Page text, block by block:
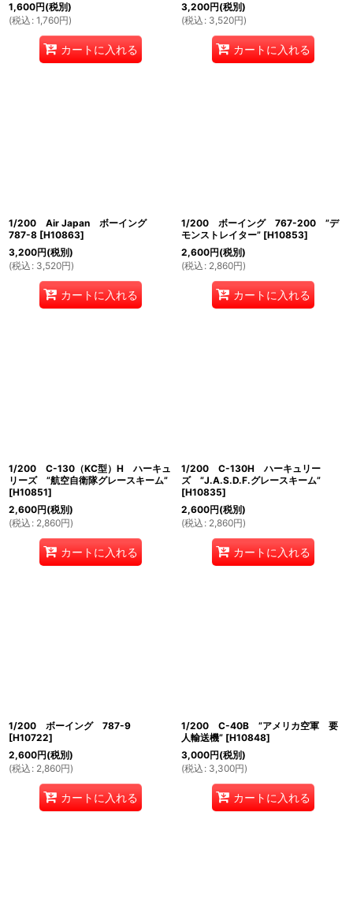
1,600円(税別)
(税込 : 1,760円)
カートに入れる
3,200円(税別)
(税込 : 3,520円)
カートに入れる
1/200 Air Japan ボーイング
787-8 [H10863]
3,200円(税別)
(税込 : 3,520円)
カートに入れる
1/200 ボーイング 767-200 ”デ
モンストレイター” [H10853]
2,600円(税別)
(税込 : 2,860円)
カートに入れる
1/200 C-130（KC型）H ハーキュ
リーズ ”航空自衛隊グレースキーム”
[H10851]
2,600円(税別)
(税込 : 2,860円)
カートに入れる
1/200 C-130H ハーキュリー
ズ ”J.A.S.D.F.グレースキーム”
[H10835]
2,600円(税別)
(税込 : 2,860円)
カートに入れる
1/200 ボーイング 787-9
[H10722]
2,600円(税別)
(税込 : 2,860円)
カートに入れる
1/200 C-40B ”アメリカ空軍 要
人輸送機” [H10848]
3,000円(税別)
(税込 : 3,300円)
カートに入れる